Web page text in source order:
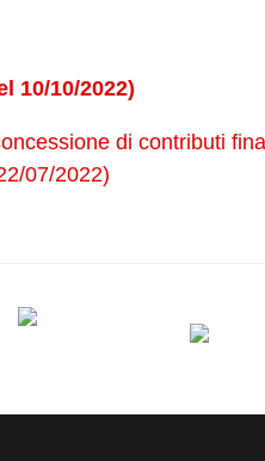
10/10/2022)
di contributi
07/2022)